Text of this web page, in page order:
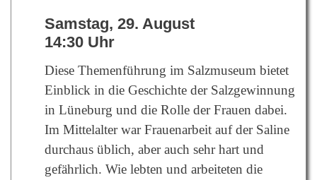
Samstag, 29. August
14:30 Uhr
Diese Themenführung im Salzmuseum bietet
Einblick in die Geschichte der Salzgewinnung
in Lüneburg und die Rolle der Frauen dabei.
Im Mittelalter war Frauenarbeit auf der Saline
durchaus üblich, aber auch sehr hart und
gefährlich. Wie lebten und arbeiteten die